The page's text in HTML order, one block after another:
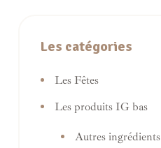
Les catégories
Les Fêtes
Les produits IG bas
Autres ingrédients